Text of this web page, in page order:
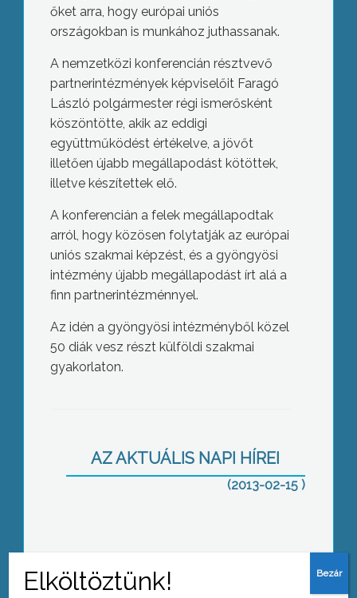
őket arra, hogy európai uniós
országokban is munkához juthassanak.
A nemzetközi konferencián résztvevő
partnerintézmények képviselőit Faragó
László polgármester régi ismerősként
köszöntötte, akik az eddigi
együttműködést értékelve, a jövőt
illetően újabb megállapodást kötöttek,
illetve készítettek elő.
A konferencián a felek megállapodtak
arról, hogy közösen folytatják az európai
uniós szakmai képzést, és a gyöngyösi
intézmény újabb megállapodást írt alá a
finn partnerintézménnyel.
Az idén a gyöngyösi intézményből közel
50 diák vesz részt külföldi szakmai
gyakorlaton.
AZ AKTUÁLIS NAPI HÍREI
(2013-02-15 )